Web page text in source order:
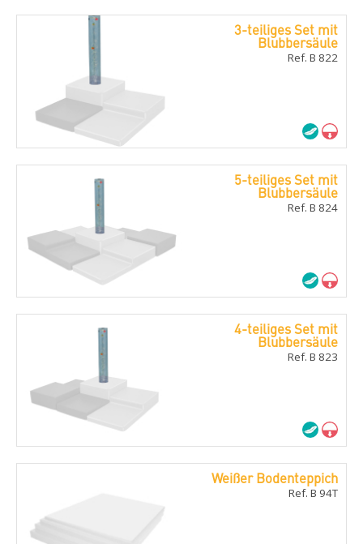
3-teiliges Set mit
Blubbersäule
Ref. B 822
5-teiliges Set mit
Blubbersäule
Ref. B 824
4-teiliges Set mit
Blubbersäule
Ref. B 823
Weißer Bodenteppich
Ref. B 94T